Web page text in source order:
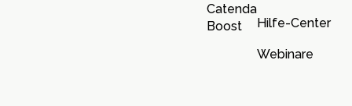
Catenda
Boost
Hilfe-Center
Webinare